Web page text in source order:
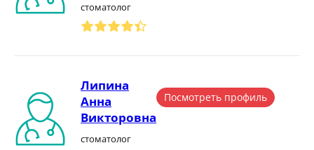
стоматолог
Липина
Анна
Викторовна
стоматолог
Посмотреть профиль